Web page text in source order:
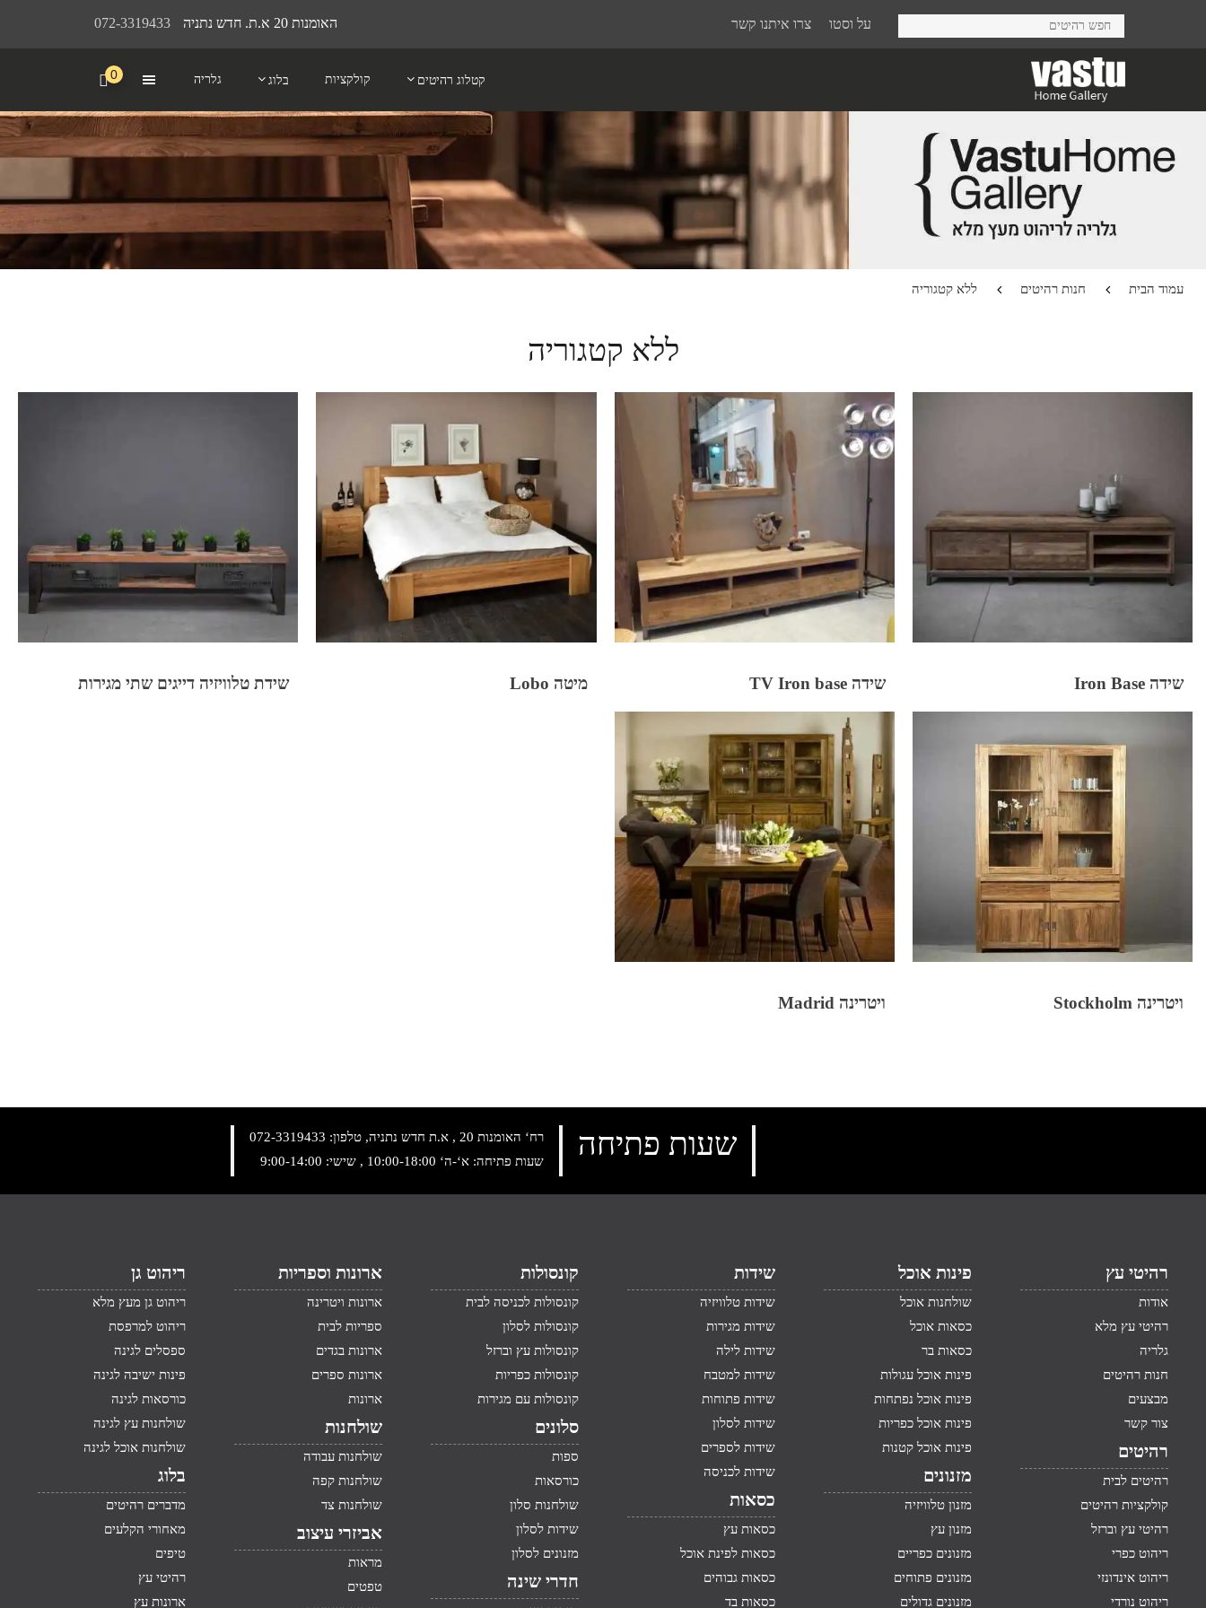
072-3319433 האומנות 20 א.ת. חדש נתניה על וסטו צרו איתנו קשר
קטלוג רהיטים קולקציות בלוג גלריה 0
עמוד הבית חנות רהיטים ללא קטגוריה
ללא קטגוריה
שידה Iron Base שידה TV Iron base מיטה Lobo שידת טלוויזיה דייגים שתי מגירות
ויטרינה Stockholm ויטרינה Madrid
רח‘ האומנות 20 , א.ת חדש נתניה, טלפון:
072-3319433
שעות פתיחה: א‘-ה‘ 10:00-18:00 , שישי: 9:00-14:00
שעות פתיחה
רהיטי עץ
אודות
רהיטי עץ מלא
גלריה
חנות רהיטים
מבצעים
צור קשר
רהיטים
רהיטים לבית
קולקציות רהיטים
רהיטי עץ וברזל
ריהוט כפרי
ריהוט אינדונזי
ריהוט נורדי
פינות אוכל
שולחנות אוכל
כסאות אוכל
כסאות בר
פינות אוכל עגולות
פינות אוכל נפתחות
פינות אוכל כפריות
פינות אוכל קטנות
מזנונים
מזנון טלוויזיה
מזנון עץ
מזנונים כפריים
מזנונים פתוחים
מזנונים גדולים
שידות
שידות טלוויזיה
שידות מגירות
שידות לילה
שידות למטבח
שידות פתוחות
שידות לסלון
שידות לספרים
שידות לכניסה
כסאות
כסאות עץ
כסאות לפינת אוכל
כסאות גבוהים
כסאות בד
קונסולות
קונסולות לכניסה לבית
קונסולות לסלון
קונסולות עץ וברזל
קונסולות כפריות
קונסולות עם מגירות
סלונים
ספות
כורסאות
שולחנות סלון
שידות לסלון
מזנונים לסלון
חדרי שינה
ארונות וספריות
ארונות ויטרינה
ספריות לבית
ארונות בגדים
ארונות ספרים
ארונות
שולחנות
שולחנות עבודה
שולחנות קפה
שולחנות צד
אביזרי עיצוב
מראות
טפטים
ריהוט גן
ריהוט גן מעץ מלא
ריהוט למרפסת
ספסלים לגינה
פינות ישיבה לגינה
כורסאות לגינה
שולחנות עץ לגינה
שולחנות אוכל לגינה
בלוג
מדברים רהיטים
מאחורי הקלעים
טיפים
רהיטי עץ
ארונות עץ